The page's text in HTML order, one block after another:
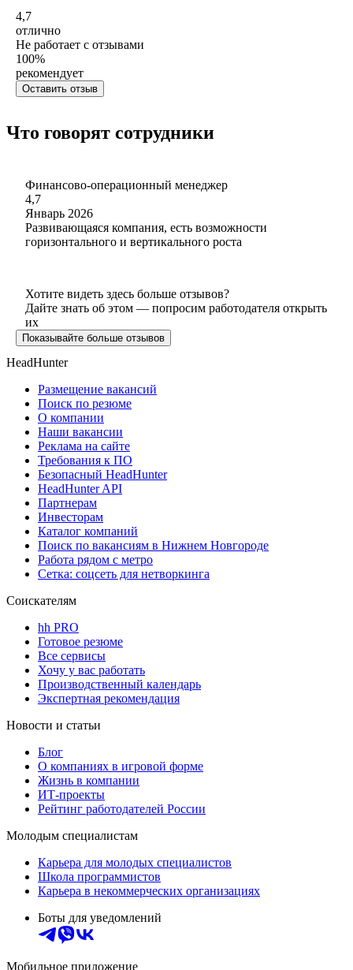
4,7
отлично
Не работает с отзывами
100%
рекомендует
Оставить отзыв
Что говорят сотрудники
Финансово-операционный менеджер
4,7
Январь 2026
Развивающаяся компания, есть возможности
горизонтального и вертикального роста
Хотите видеть здесь больше отзывов?
Дайте знать об этом — попросим работодателя открыть
их
Показывайте больше отзывов
HeadHunter
Размещение вакансий
Поиск по резюме
О компании
Наши вакансии
Реклама на сайте
Требования к ПО
Безопасный HeadHunter
HeadHunter API
Партнерам
Инвесторам
Каталог компаний
Поиск по вакансиям в Нижнем Новгороде
Работа рядом с метро
Сетка: соцсеть для нетворкинга
Соискателям
hh PRO
Готовое резюме
Все сервисы
Хочу у вас работать
Производственный календарь
Экспертная рекомендация
Новости и статьи
Блог
О компаниях в игровой форме
Жизнь в компании
ИТ-проекты
Рейтинг работодателей России
Молодым специалистам
Карьера для молодых специалистов
Школа программистов
Карьера в некоммерческих организациях
Боты для уведомлений
Мобильное приложение